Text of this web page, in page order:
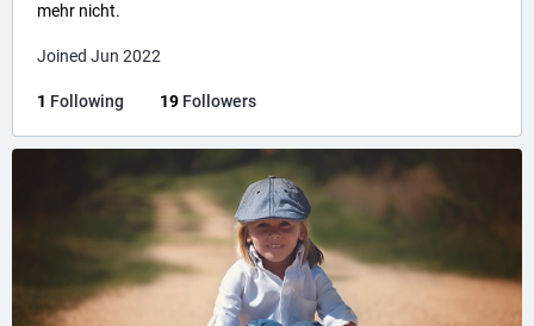
mehr nicht.
Joined Jun 2022
1 Following 19 Followers